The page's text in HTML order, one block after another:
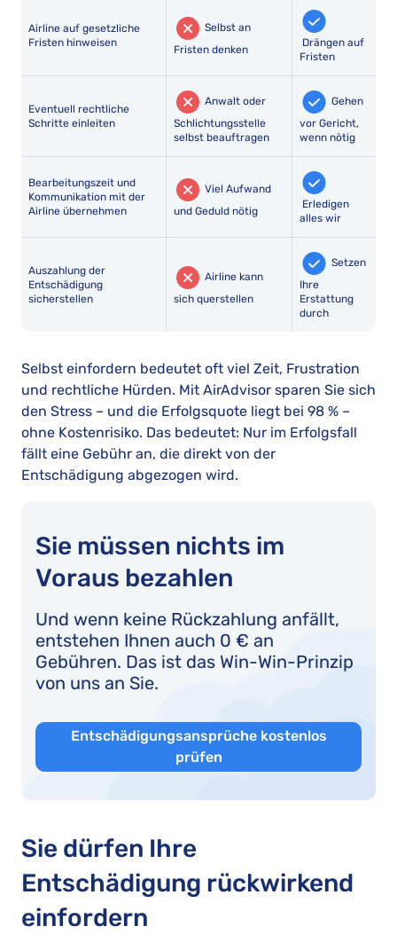
Airline auf gesetzliche
Fristen hinweisen
Selbst an
Fristen denken
Drängen auf
Fristen
Eventuell rechtliche
Schritte einleiten
Anwalt oder
Schlichtungsstelle
selbst beauftragen
Gehen
vor Gericht,
wenn nötig
Bearbeitungszeit und
Kommunikation mit der
Airline übernehmen
Viel Aufwand
und Geduld nötig
Erledigen
alles wir
Auszahlung der
Entschädigung
sicherstellen
Airline kann
sich querstellen
Setzen
Ihre
Erstattung
durch
Selbst einfordern bedeutet oft viel Zeit, Frustration
und rechtliche Hürden. Mit AirAdvisor sparen Sie sich
den Stress – und die Erfolgsquote liegt bei 98 % –
ohne Kostenrisiko. Das bedeutet: Nur im Erfolgsfall
fällt eine Gebühr an, die direkt von der
Entschädigung abgezogen wird.
Sie müssen nichts im
Voraus bezahlen
Und wenn keine Rückzahlung anfällt,
entstehen Ihnen auch 0 € an
Gebühren. Das ist das Win-Win-Prinzip
von uns an Sie.
Entschädigungsansprüche kostenlos
prüfen
Sie dürfen Ihre
Entschädigung rückwirkend
einfordern